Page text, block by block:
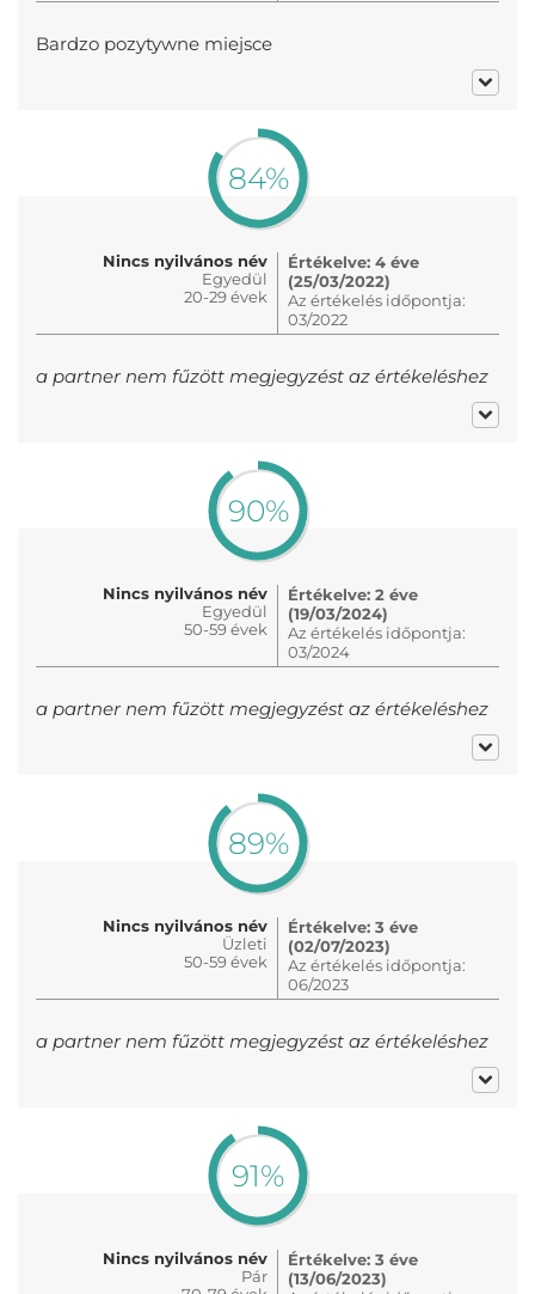
Bardzo pozytywne miejsce
84%
Nincs nyilvános név
Egyedül
20-29 évek
Értékelve: 4 éve
(25/03/2022)
Az értékelés időpontja:
03/2022
a partner nem fűzött megjegyzést az értékeléshez
90%
Nincs nyilvános név
Egyedül
50-59 évek
Értékelve: 2 éve
(19/03/2024)
Az értékelés időpontja:
03/2024
a partner nem fűzött megjegyzést az értékeléshez
89%
Nincs nyilvános név
Üzleti
50-59 évek
Értékelve: 3 éve
(02/07/2023)
Az értékelés időpontja:
06/2023
a partner nem fűzött megjegyzést az értékeléshez
91%
Nincs nyilvános név
Pár
Értékelve: 3 éve
(13/06/2023)